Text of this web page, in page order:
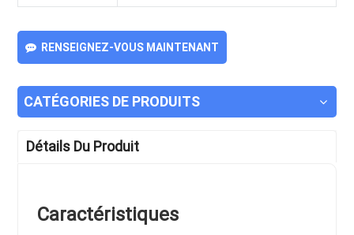
RENSEIGNEZ-VOUS MAINTENANT
CATÉGORIES DE PRODUITS
Détails Du Produit
Caractéristiques